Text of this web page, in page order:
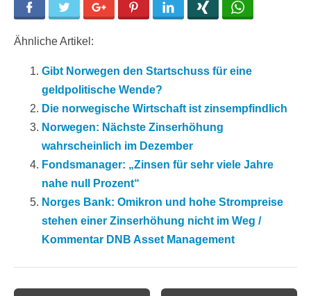
Facebook Twitter Google+ Pinterest LinkedIn
Ähnliche Artikel:
Gibt Norwegen den Startschuss für eine
geldpolitische Wende?
Die norwegische Wirtschaft ist zinsempfindlich
Norwegen: Nächste Zinserhöhung
wahrscheinlich im Dezember
Fondsmanager: „Zinsen für sehr viele Jahre
nahe null Prozent“
Norges Bank: Omikron und hohe Strompreise
stehen einer Zinserhöhung nicht im Weg /
Kommentar DNB Asset Management